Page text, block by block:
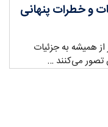
و خطرات پنهانی
همیشه به جزئیات
تصور می‌کنند …